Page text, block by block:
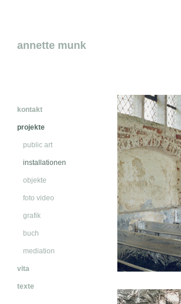
annette munk
kontakt
projekte
public art
installationen
objekte
foto video
grafik
buch
mediation
vita
texte